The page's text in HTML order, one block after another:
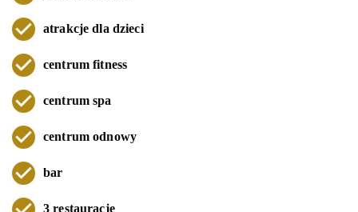
atrakcje dla dzieci
centrum fitness
centrum spa
centrum odnowy
bar
3 restauracje